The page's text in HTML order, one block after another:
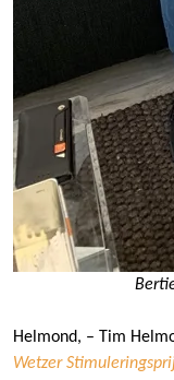
Helmond, – Tim
Wetzer